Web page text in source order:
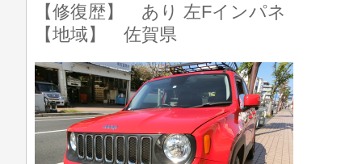
【修復歴】 あり 左Fインパネ
【地域】 佐賀県